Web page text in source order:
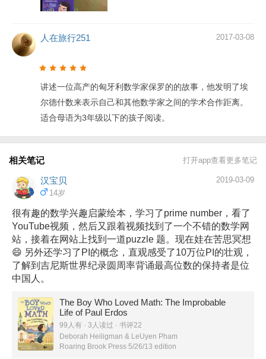
等待着不可多得的丰硕果实，往往一辈子只有可数的几个
是的。厄多斯一生同485位合作者发表过1475篇数学论
很奇特的：“一个数学家必须是在每个星期有一些新的研究
工作才成为数学家。”他要生出一个新的定理或问题可是比
母鸡生蛋还要快的。见到他的同行时，总喜欢问：“你昨天
有什么新的发现？”可并不是每个数学家都能像他那样每年
两年前就已死去了。”另外一位法国数学家却说：“不可能，
上个月我还在罗马见过他。”他答：“你应该明白我的意思，
我是指他这两年没有搞出什么新东西来。” “我只要拿张
纸，坐下，就能思考。”在很多张照片上，他都是低着头
的。这种姿势很容易让人以为是在打盹，但他是在思考问
题。 他和别人聊天的话题也离不开数学。1930年，17岁的
厄多斯第一次见到14岁的伙伴时，对他说的第一句话
是：“给我举出一个4位数。”同伴答：“2532。”“它的平方是
方。”厄多斯又问：“你知道毕达哥拉斯定理的多少种证
法？”同伴：“1种。”“我知道37种。你知道位于一条直线上
的点不能构成可数集合吗？”⋯⋯ 他一天工作19个小时以
上，即使在古稀之年依然如此，为了保持状态，他对咖
人在旅行251 2017-03-08
讲述一位高产的匈牙利数学家保罗的的故事，他发明了埃
尔德什数来表示自己和其他数学家之间的学术合作距离。
适合母语为3年级以下的孩子阅读。
相关笔记 打开app查看更多笔记
汉宝贝
14岁
2019-03-09
很有趣的数学兴趣启蒙绘本，学习了prime number，看了
YouTube视频，然后又跟着视频找到了一个不错的数学网
站，接着在网站上找到一道puzzle 题。现在娃在苦思冥想
😄 另外还学习了PI的概念，直观感受了10万位PI的壮观，
了解到吉尼斯世界纪录圆周率背诵最高位数的保持者是位
中国人。
The Boy Who Loved Math: The Improbable
Life of Paul Erdos
99人有 · 3人读过 · 书评22
Deborah Heiligman & LeUyen Pham
Roaring Brook Press 5/26/13 edition